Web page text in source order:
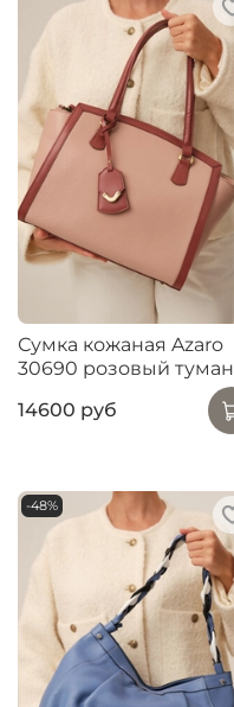
Сумка кожаная Azaro
30690 розовый туман
14600 руб
-48%